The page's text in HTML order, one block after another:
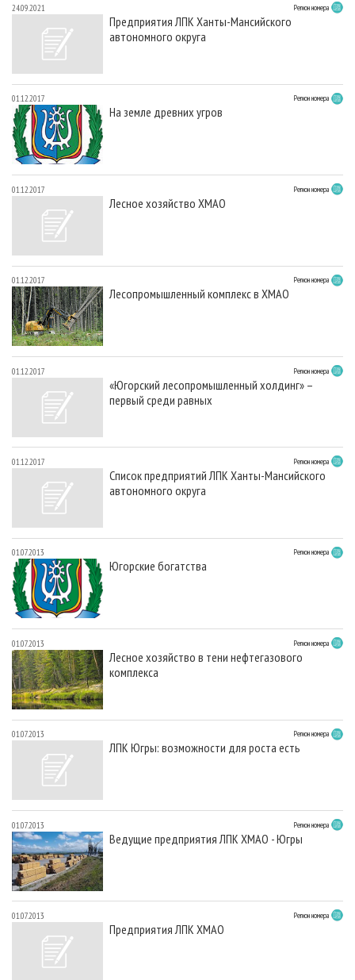
24.09.2021 Регион номера
Предприятия ЛПК Ханты-Мансийского
автономного округа
01.12.2017 Регион номера
На земле древних угров
01.12.2017 Регион номера
Лесное хозяйство ХМАО
01.12.2017 Регион номера
Лесопромышленный комплекс в ХМАО
01.12.2017 Регион номера
«Югорский лесопромышленный холдинг» –
первый среди равных
01.12.2017 Регион номера
Список предприятий ЛПК Ханты-Мансийского
автономного округа
01.07.2013 Регион номера
Югорские богатства
01.07.2013 Регион номера
Лесное хозяйство в тени нефтегазового
комплекса
01.07.2013 Регион номера
ЛПК Югры: возможности для роста есть
01.07.2013 Регион номера
Ведущие предприятия ЛПК ХМАО - Югры
01.07.2013 Регион номера
Предприятия ЛПК ХМАО